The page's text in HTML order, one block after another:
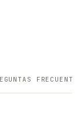
FRECUENTES